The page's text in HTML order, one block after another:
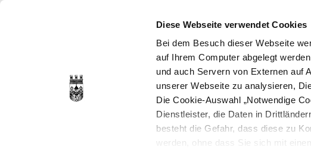
Diese Webseite verwendet Cookies
Bei dem Besuch dieser Webseite
auf Ihrem Computer abgelegt
und auch Servern von Externen auf
unserer Webseite zu analysieren,
Die Cookie-Auswahl „Notwendige
Dienstleister, die Daten in
besteht die Gefahr, dass diese zu
werden, ohne dass Sie sich mit